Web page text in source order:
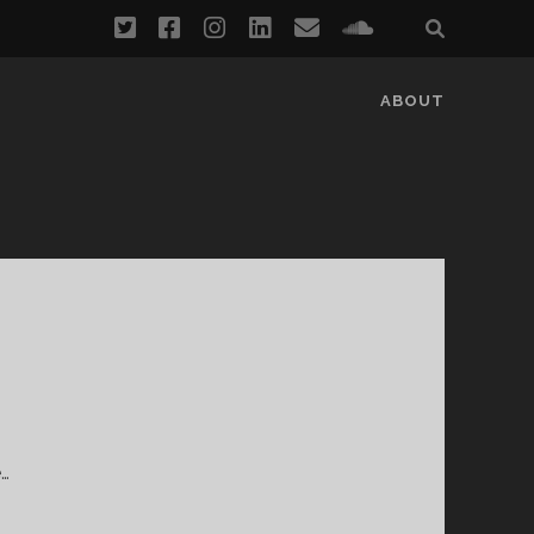
twitterfacebookinstagram
linkedin
emailsoundcloud
ABOUT